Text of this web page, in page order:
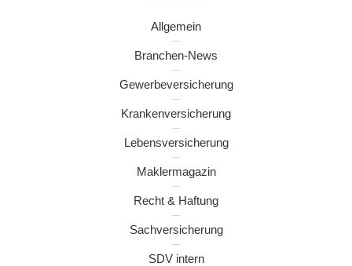
Allgemein
Branchen-News
Gewerbeversicherung
Krankenversicherung
Lebensversicherung
Maklermagazin
Recht & Haftung
Sachversicherung
SDV intern